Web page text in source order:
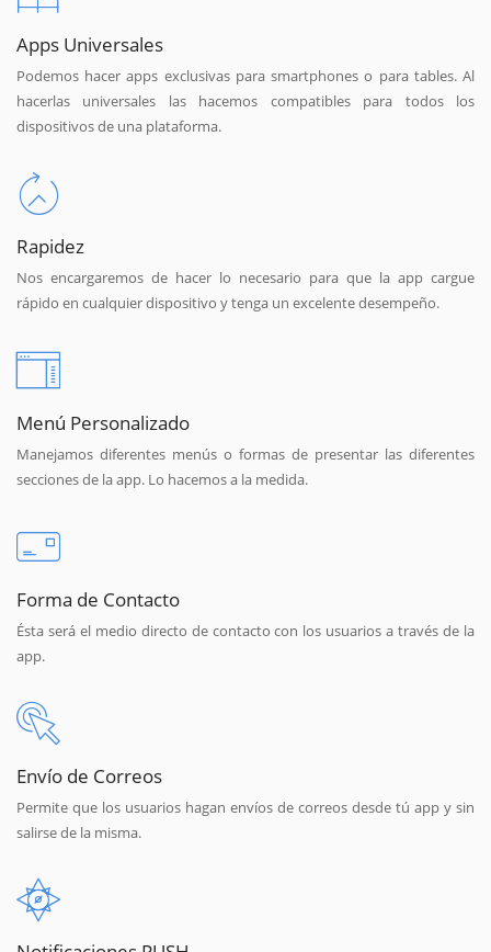
Apps Universales
Podemos hacer apps exclusivas para smartphones o para tables. Al
hacerlas universales las hacemos compatibles para todos los
dispositivos de una plataforma.
Rapidez
Nos encargaremos de hacer lo necesario para que la app cargue
rápido en cualquier dispositivo y tenga un excelente desempeño.
Menú Personalizado
Manejamos diferentes menús o formas de presentar las diferentes
secciones de la app. Lo hacemos a la medida.
Forma de Contacto
Ésta será el medio directo de contacto con los usuarios a través de la
app.
Envío de Correos
Permite que los usuarios hagan envíos de correos desde tú app y sin
salirse de la misma.